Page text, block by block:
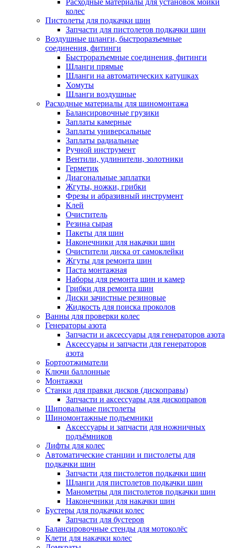
Расходные материалы для установок мойки
колес
Пистолеты для подкачки шин
Запчасти для пистолетов подкачки шин
Воздушные шланги, быстроразъемные
соединения, фитинги
Быстроразъемные соединения, фитинги
Шланги прямые
Шланги на автоматических катушках
Хомуты
Шланги воздушные
Расходные материалы для шиномонтажа
Балансировочные грузики
Заплаты камерные
Заплаты универсальные
Заплаты радиальные
Ручной инструмент
Вентили, удлинители, золотники
Герметик
Диагональные заплатки
Жгуты, ножки, грибки
Фрезы и абразивный инструмент
Клей
Очиститель
Резина сырая
Пакеты для шин
Наконечники для накачки шин
Очистители диска от самоклейки
Жгуты для ремонта шин
Паста монтажная
Наборы для ремонта шин и камер
Грибки для ремонта шин
Диски зачистные резиновые
Жидкость для поиска проколов
Ванны для проверки колес
Генераторы азота
Запчасти и аксессуары для генераторов азота
Аксессуары и запчасти для генераторов
азота
Бортоотжиматели
Ключи баллонные
Монтажки
Станки для правки дисков (дископравы)
Запчасти и аксессуары для дископравов
Шиповальные пистолеты
Шиномонтажные подъемники
Аксессуары и запчасти для ножничных
подъёмников
Лифты для колес
Автоматические станции и пистолеты для
подкачки шин
Запчасти для пистолетов подкачки шин
Шланги для пистолетов подкачки шин
Манометры для пистолетов подкачки шин
Наконечники для накачки шин
Бустеры для подкачки колес
Запчасти для бустеров
Балансировочные стенды для мотоколёс
Клети для накачки колес